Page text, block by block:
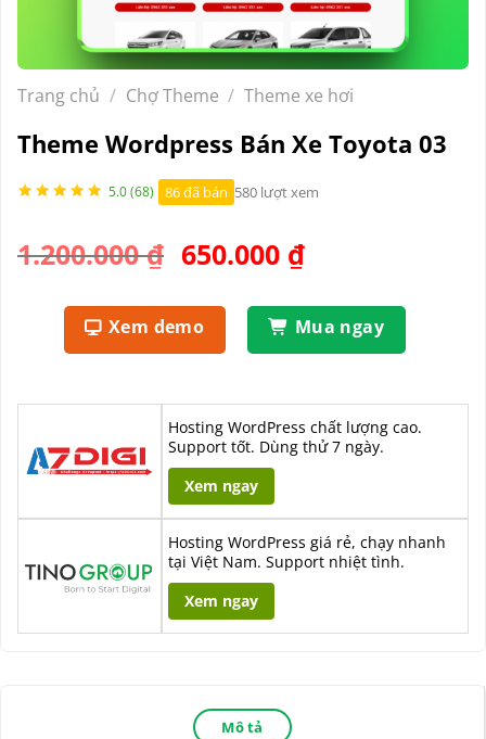
Trang chủ / Chợ Theme / Theme xe hơi
Theme Wordpress Bán Xe Toyota 03
5.0 (68) 86 đã bán 580 lượt xem
1.200.000₫ Giá
là:
1.200.000 ₫.
650.000 ₫Giá
tại
là:
Xem demo Mua ngay
Hosting WordPress chất lượng cao.
Support tốt. Dùng thử 7 ngày.
Xem ngay
Hosting WordPress giá rẻ, chạy nhanh
tại Việt Nam. Support nhiệt tình.
Xem ngay
Mô tả